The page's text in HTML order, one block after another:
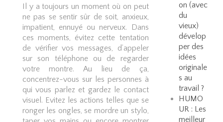
Il y a toujours un moment où on peut
ne pas se sentir sûr de soit, anxieux,
impatient, ennuyé ou nerveux. Dans
ces moments, évitez cette tentation
de vérifier vos messages, d’appeler
sur son téléphone ou de regarder
votre montre. Au lieu de ça,
concentrez-vous sur les personnes à
qui vous parlez et gardez le contact
visuel. Evitez les actions telles que se
ronger les ongles, se mordre un stylo,
on (avec
du
vieux)
dévelop
per des
idées
originale
s au
travail ?
HUMO
UR : Les
meilleur